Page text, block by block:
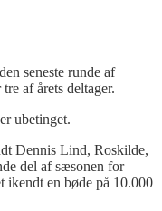
seneste runde af
af årets deltager.
ubetinget.
Dennis Lind, Roskilde,
del af sæsonen for
ikendt en bøde på 10.000